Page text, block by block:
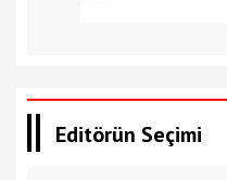
Editörün Seçimi